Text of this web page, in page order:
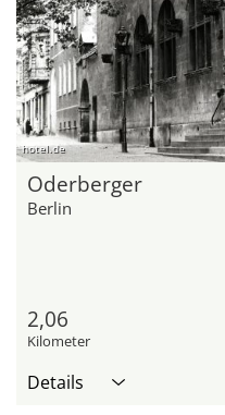
hotel.de
Oderberger
Berlin
2,06
Kilometer
Details